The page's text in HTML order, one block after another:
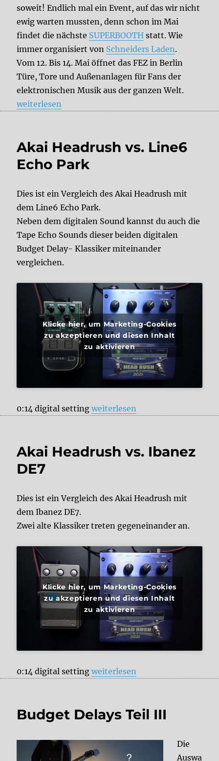
soweit! Endlich mal ein Event, auf das wir nicht
ewig warten mussten, denn schon im Mai
findet die nächste SUPERBOOTH statt. Wie
immer organisiert von Schneiders Laden.
Vom 12. Bis 14. Mai öffnet das FEZ in Berlin
Türe, Tore und Außenanlagen für Fans der
elektronischen Musik aus der ganzen Welt.
„Save the Date: SUPERBOOTH 2022“
weiterlesen
Akai Headrush vs. Line6
Echo Park
Dies ist ein Vergleich des Akai Headrush mit
dem Line6 Echo Park.
Neben dem digitalen Sound kannst du auch die
Tape Echo Sounds dieser beiden digitalen
Budget Delay- Klassiker miteinander
vergleichen.
Klicke hier, um Marketing-Cookies
zu akzeptieren und diesen Inhalt
zu aktivieren
0:14 digital setting„Akai Headrush vs. Line6 Echo
weiterlesen
Akai Headrush vs. Ibanez
DE7
Dies ist ein Vergleich des Akai Headrush mit
dem Ibanez DE7.
Zwei alte Klassiker treten gegeneinander an.
Klicke hier, um Marketing-Cookies
zu akzeptieren und diesen Inhalt
zu aktivieren
0:14 digital setting„Akai Headrush vs. Ibanez DE7“
weiterlesen
Budget Delays Teil III
Die
Auswa